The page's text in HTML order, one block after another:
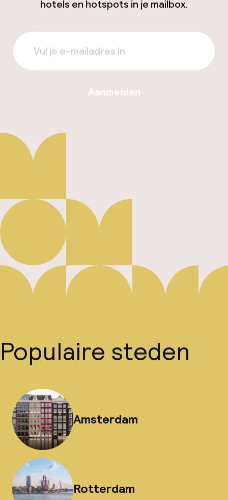
hotels en hotspots in je mailbox.
Aanmelden
Populaire steden
Amsterdam
Rotterdam